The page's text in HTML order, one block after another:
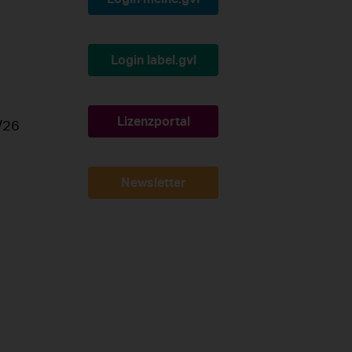
Login label.gvl
Lizenzportal
Newsletter